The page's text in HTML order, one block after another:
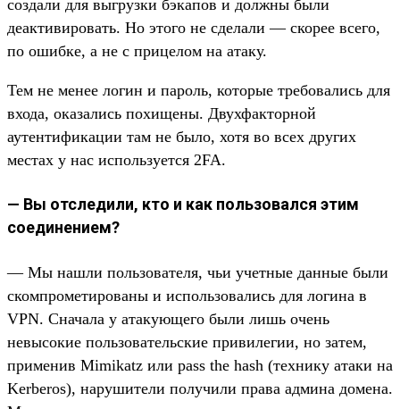
создали для выгрузки бэкапов и должны были
деактивировать. Но этого не сделали — скорее всего,
по ошибке, а не с прицелом на атаку.
Тем не менее логин и пароль, которые требовались для
входа, оказались похищены. Двухфакторной
аутентификации там не было, хотя во всех других
местах у нас используется 2FA.
— Вы отследили, кто и как пользовался этим
соединением?
— Мы нашли пользователя, чьи учетные данные были
скомпрометированы и использовались для логина в
VPN. Сначала у атакующего были лишь очень
невысокие пользовательские привилегии, но затем,
применив Mimikatz или pass the hash (технику атаки на
Kerberos), нарушители получили права админа домена.